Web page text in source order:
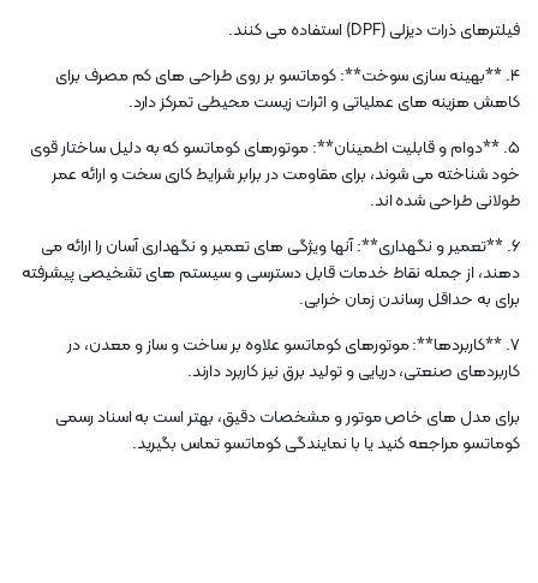
فیلترهای ذرات دیزلی (DPF) استفاده می کنند.
4. **بهینه سازی سوخت**: کوماتسو بر روی طراحی های کم مصرف برای
کاهش هزینه های عملیاتی و اثرات زیست محیطی تمرکز دارد.
5. **دوام و قابلیت اطمینان**: موتورهای کوماتسو که به دلیل ساختار قوی
خود شناخته می شوند، برای مقاومت در برابر شرایط کاری سخت و ارائه عمر
طولانی طراحی شده اند.
6. **تعمیر و نگهداری**: آنها ویژگی های تعمیر و نگهداری آسان را ارائه می
دهند، از جمله نقاط خدمات قابل دسترسی و سیستم های تشخیصی پیشرفته
برای به حداقل رساندن زمان خرابی.
7. **کاربردها**: موتورهای کوماتسو علاوه بر ساخت و ساز و معدن، در
کاربردهای صنعتی، دریایی و تولید برق نیز کاربرد دارند.
برای مدل های خاص موتور و مشخصات دقیق، بهتر است به اسناد رسمی
کوماتسو مراجعه کنید یا با نمایندگی کوماتسو تماس بگیرید.